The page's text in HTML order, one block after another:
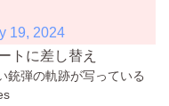
19, 2024
トに差し替え
銃弾の軌跡が写っている